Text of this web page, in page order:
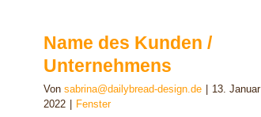
Name des Kunden /
Unternehmens
Von sabrina@dailybread-design.de | 13. Januar
2022 | Fenster